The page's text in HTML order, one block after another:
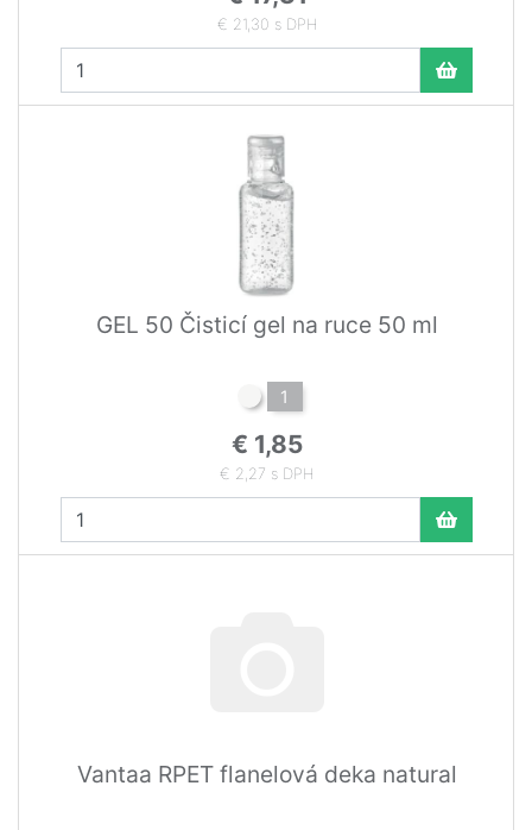
€ 21,30 s DPH
GEL 50 Čisticí gel na ruce 50 ml
1
€ 1,85
€ 2,27 s DPH
Vantaa RPET flanelová deka natural